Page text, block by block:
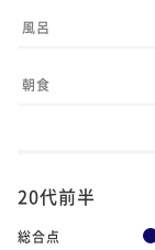
風呂
朝食
20代前半
総合点